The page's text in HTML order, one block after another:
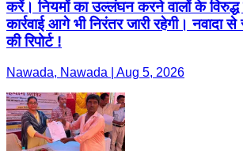
करें। नियमों का उल्लंघन करने वालों के
कार्रवाई आगे भी निरंतर जारी रहेगी। नवादा
की रिपोर्ट !
Nawada, Nawada | Aug 5, 2026